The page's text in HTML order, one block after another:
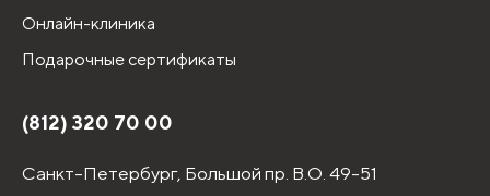
Онлайн-клиника
Подарочные сертификаты
(812) 320 70 00
Санкт-Петербург, Большой пр. В.О. 49-51